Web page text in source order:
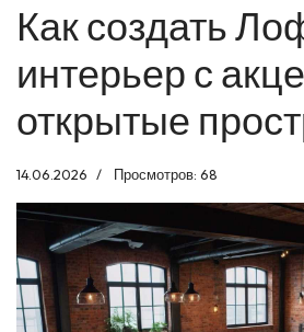
Как создать
интерьер с
открытые
14.06.2026 Просмотров: 68